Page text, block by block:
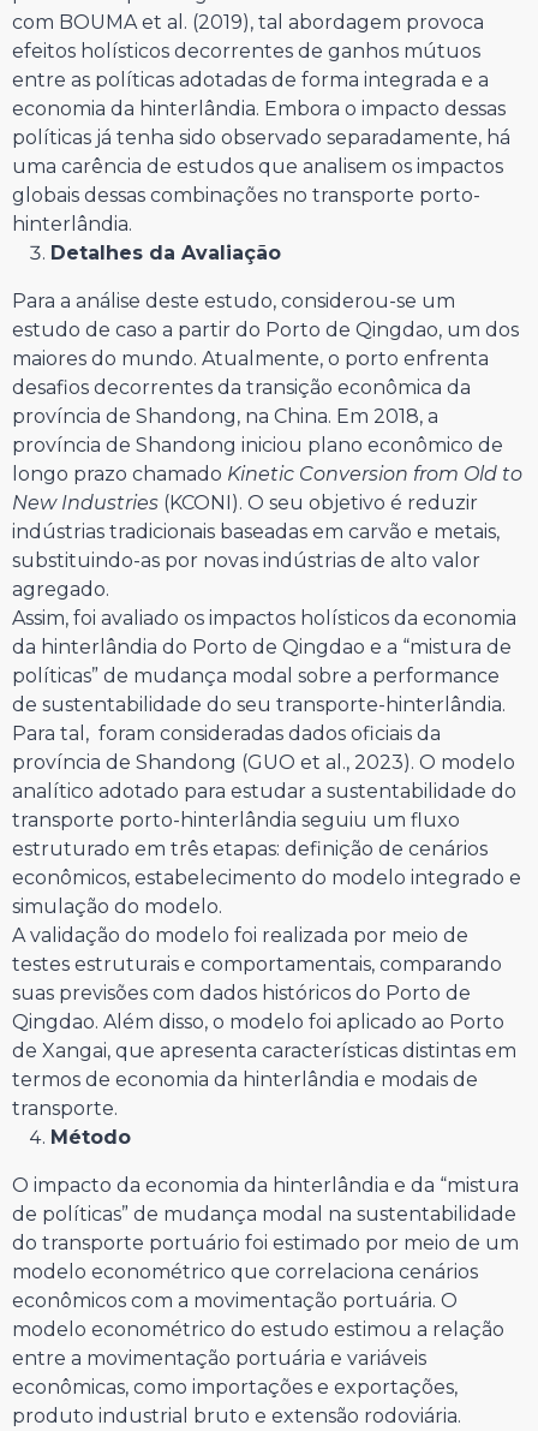
com BOUMA et al. (2019), tal abordagem provoca
efeitos holísticos decorrentes de ganhos mútuos
entre as políticas adotadas de forma integrada e a
economia da hinterlândia. Embora o impacto dessas
políticas já tenha sido observado separadamente, há
uma carência de estudos que analisem os impactos
globais dessas combinações no transporte porto-
hinterlândia.
Detalhes da Avaliação
Para a análise deste estudo, considerou-se um
estudo de caso a partir do Porto de Qingdao, um dos
maiores do mundo. Atualmente, o porto enfrenta
desafios decorrentes da transição econômica da
província de Shandong, na China. Em 2018, a
província de Shandong iniciou plano econômico de
longo prazo chamado Kinetic Conversion from Old to
New Industries (KCONI). O seu objetivo é reduzir
indústrias tradicionais baseadas em carvão e metais,
substituindo-as por novas indústrias de alto valor
agregado.
Assim, foi avaliado os impactos holísticos da economia
da hinterlândia do Porto de Qingdao e a “mistura de
políticas” de mudança modal sobre a performance
de sustentabilidade do seu transporte-hinterlândia.
Para tal, foram consideradas dados oficiais da
província de Shandong (GUO et al., 2023). O modelo
analítico adotado para estudar a sustentabilidade do
transporte porto-hinterlândia seguiu um fluxo
estruturado em três etapas: definição de cenários
econômicos, estabelecimento do modelo integrado e
simulação do modelo.
A validação do modelo foi realizada por meio de
testes estruturais e comportamentais, comparando
suas previsões com dados históricos do Porto de
Qingdao. Além disso, o modelo foi aplicado ao Porto
de Xangai, que apresenta características distintas em
termos de economia da hinterlândia e modais de
transporte.
Método
O impacto da economia da hinterlândia e da “mistura
de políticas” de mudança modal na sustentabilidade
do transporte portuário foi estimado por meio de um
modelo econométrico que correlaciona cenários
econômicos com a movimentação portuária. O
modelo econométrico do estudo estimou a relação
entre a movimentação portuária e variáveis
econômicas, como importações e exportações,
produto industrial bruto e extensão rodoviária.